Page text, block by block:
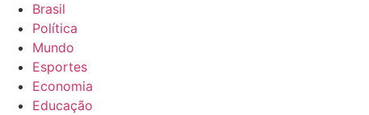
Brasil
Política
Mundo
Esportes
Economia
Educação